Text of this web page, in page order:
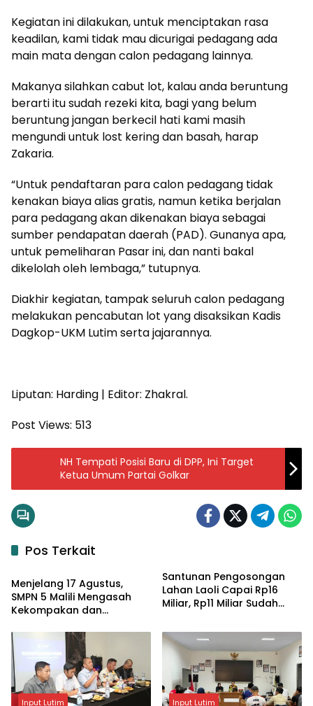
Kegiatan ini dilakukan, untuk menciptakan rasa
keadilan, kami tidak mau dicurigai pedagang ada
main mata dengan calon pedagang lainnya.
Makanya silahkan cabut lot, kalau anda beruntung
berarti itu sudah rezeki kita, bagi yang belum
beruntung jangan berkecil hati kami masih
mengundi untuk lost kering dan basah, harap
Zakaria.
“Untuk pendaftaran para calon pedagang tidak
kenakan biaya alias gratis, namun ketika berjalan
para pedagang akan dikenakan biaya sebagai
sumber pendapatan daerah (PAD). Gunanya apa,
untuk pemeliharan Pasar ini, dan nanti bakal
dikelolah oleh lembaga,” tutupnya.
Diakhir kegiatan, tampak seluruh calon pedagang
melakukan pencabutan lot yang disaksikan Kadis
Dagkop-UKM Lutim serta jajarannya.
Liputan: Harding | Editor: Zhakral.
Post Views: 513
NH Tempati Posisi Baru di DPP, Ini Target
Ketua Umum Partai Golkar
Pos Terkait
Input Lutim
Menjelang 17 Agustus,
SMPN 5 Malili Mengasah
Kekompakan dan
Santunan Pengosongan
Lahan Laoli Capai Rp16
Miliar, Rp11 Miliar Sudah
Input Lutim Input Lutim